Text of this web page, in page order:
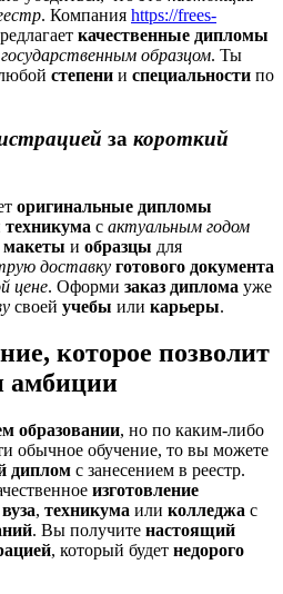
. Компания https://frees-
качественные дипломы
государственным образцом. Ты
степени и специальности по
за короткий
оригинальные дипломы
техникума с актуальным годом
макеты и образцы для
доставку готового документа
цене. Оформи заказ диплома уже
своей учебы или карьеры.
которое позволит
амбиции
образовании, но по каким-либо
обычное обучение, то вы можете
диплом с занесением в реестр.
изготовление
вуза, техникума или колледжа с
. Вы получите настоящий
, который будет недорого